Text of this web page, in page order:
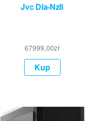
Jvc Dla-Nz8
67999,00zł
Kup